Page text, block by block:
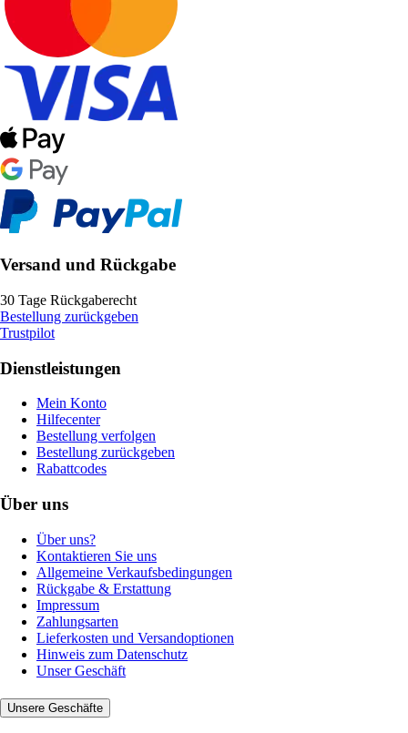
Versand und Rückgabe
30 Tage Rückgaberecht
Bestellung zurückgeben
Trustpilot
Dienstleistungen
Mein Konto
Hilfecenter
Bestellung verfolgen
Bestellung zurückgeben
Rabattcodes
Über uns
Über uns?
Kontaktieren Sie uns
Allgemeine Verkaufsbedingungen
Rückgabe & Erstattung
Impressum
Zahlungsarten
Lieferkosten und Versandoptionen
Hinweis zum Datenschutz
Unser Geschäft
Unsere Geschäfte